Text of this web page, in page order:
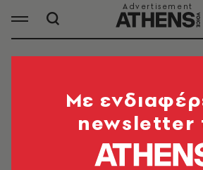
ΕΘΝΙΚΗ
ΟΛΑ ΤΑ ΑΡΘΡΑ ΤΟΥ
Mε
newsletter